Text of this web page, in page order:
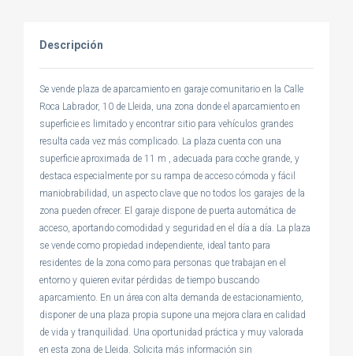
Descripción
Se vende plaza de aparcamiento en garaje comunitario en la Calle
Roca Labrador, 10 de Lleida, una zona donde el aparcamiento en
superficie es limitado y encontrar sitio para vehículos grandes
resulta cada vez más complicado. La plaza cuenta con una
superficie aproximada de 11 m , adecuada para coche grande, y
destaca especialmente por su rampa de acceso cómoda y fácil
maniobrabilidad, un aspecto clave que no todos los garajes de la
zona pueden ofrecer. El garaje dispone de puerta automática de
acceso, aportando comodidad y seguridad en el día a día. La plaza
se vende como propiedad independiente, ideal tanto para
residentes de la zona como para personas que trabajan en el
entorno y quieren evitar pérdidas de tiempo buscando
aparcamiento. En un área con alta demanda de estacionamiento,
disponer de una plaza propia supone una mejora clara en calidad
de vida y tranquilidad. Una oportunidad práctica y muy valorada
en esta zona de Lleida. Solicita más información sin